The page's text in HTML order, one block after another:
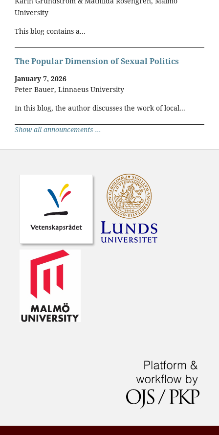
University
This blog contains a...
The Popular Dimension of Sexual Politics
January 7, 2026
Peter Bauer, Linnaeus University
In this blog, the author discusses the work of local...
Show all announcements ...